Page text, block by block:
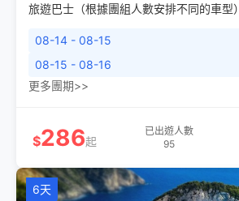
旅遊巴士（根據團組人數安排不同的車型）
08-14 - 08-15
08-15 - 08-16
更多團期>>
$286起
已出遊人數
95
6天